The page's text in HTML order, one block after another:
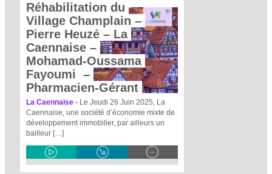
Réhabilitation du
Village Champlain –
Pierre Heuzé – La
Caennaise –
Mohamad-Oussama
Fayoumi  –
Pharmacien-Gérant
La Caennaise - Le Jeudi 26 Juin 2025, La
Caennaise, une société d’économie mixte de
développement immobilier, par ailleurs un
bailleur […]